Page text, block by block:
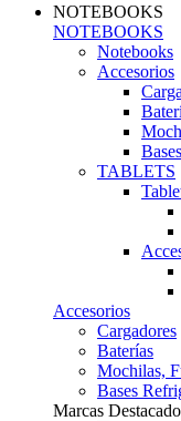
NOTEBOOKS
NOTEBOOKS
Notebooks
Accesorios
TABLETS
Accesorios
Cargadores
Baterías
Mochilas,
Bases
Marcas